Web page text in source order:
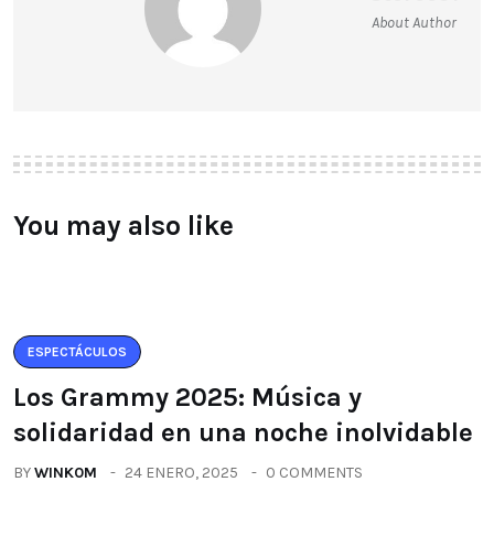
About Author
You may also like
ESPECTÁCULOS
Los Grammy 2025: Música y
solidaridad en una noche inolvidable
BYWINK0M 24 ENERO, 2025 0 COMMENTS